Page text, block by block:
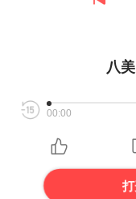
八
00:00